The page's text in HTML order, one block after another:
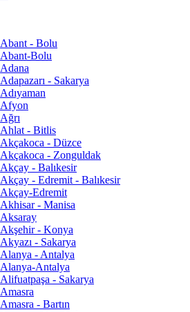
Abant - Bolu
Abant-Bolu
Adana
Adapazarı - Sakarya
Adıyaman
Afyon
Ağrı
Ahlat - Bitlis
Akçakoca - Düzce
Akçakoca - Zonguldak
Akçay - Balıkesir
Akçay - Edremit - Balıkesir
Akçay-Edremit
Akhisar - Manisa
Aksaray
Akşehir - Konya
Akyazı - Sakarya
Alanya - Antalya
Alanya-Antalya
Alifuatpaşa - Sakarya
Amasra
Amasra - Bartın